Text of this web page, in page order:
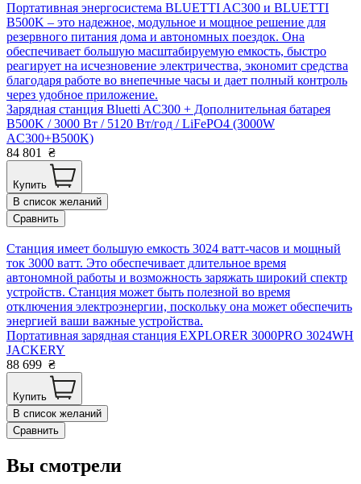
Портативная энергосистема BLUETTI AC300 и BLUETTI
B500K – это надежное, модульное и мощное решение для
резервного питания дома и автономных поездок. Она
обеспечивает большую масштабируемую емкость, быстро
реагирует на исчезновение электричества, экономит средства
благодаря работе во внепечные часы и дает полный контроль
через удобное приложение.
Зарядная станция Bluetti AC300 + Дополнительная батарея
B500K / 3000 Вт / 5120 Вт/год / LiFePO4 (3000W
AC300+B500K)
84 801
₴
Купить
В список желаний
Сравнить
Станция имеет большую емкость 3024 ватт-часов и мощный
ток 3000 ватт. Это обеспечивает длительное время
автономной работы и возможность заряжать широкий спектр
устройств. Станция может быть полезной во время
отключения электроэнергии, поскольку она может обеспечить
энергией ваши важные устройства.
Портативная зарядная станция EXPLORER 3000PRO 3024WH
JACKERY
88 699 ₴
Купить
В список желаний
Сравнить
Вы смотрели